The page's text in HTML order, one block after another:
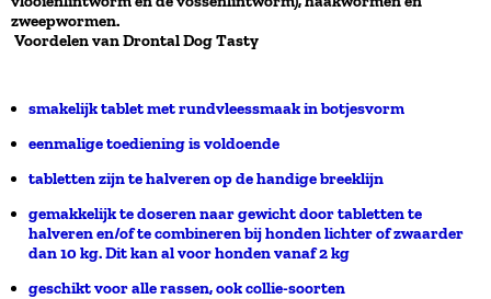
zweepwormen.
Voordelen van Drontal Dog Tasty
smakelijk tablet met rundvleessmaak in botjesvorm
eenmalige toediening is voldoende
tabletten zijn te halveren op de handige breeklijn
gemakkelijk te doseren naar gewicht door tabletten te
halveren en/of te combineren bij honden lichter of zwaarder
dan 10 kg. Dit kan al voor honden vanaf 2 kg
geschikt voor alle rassen, ook collie-soorten